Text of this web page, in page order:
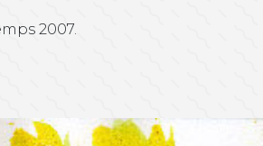
2007.